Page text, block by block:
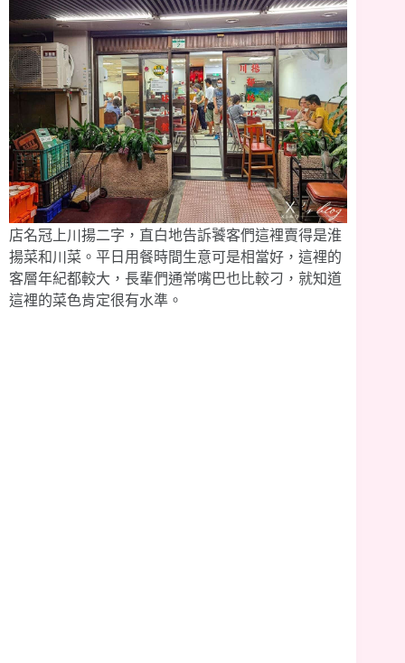
店名冠上川揚二字，直白地告訴饕客們這裡賣得是淮
揚菜和川菜。平日用餐時間生意可是相當好，這裡的
客層年紀都較大，長輩們通常嘴巴也比較刁，就知道
這裡的菜色肯定很有水準。